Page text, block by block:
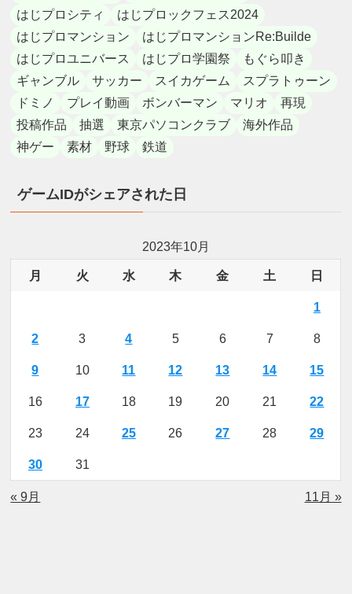
はじプロシティ
はじプロックフェス2024
はじプロマンション
はじプロマンションRe:Builde
はじプロユニバース
はじプロ学園祭
もぐら叩き
ギャンブル
サッカー スイカゲーム
スプラトゥーン
ドミノ
プレイ動画 ボンバーマン マリオ
再現
投稿作品
抽選 東京パソコンクラブ
海外作品
神ゲー
素材 野球 鉄道
ゲームIDがシェアされた日
2023年10月
月 火 水 木 金 土 日
1
2 3 4 5 6 7 8
9 10 11 12 13 14 15
16 17 18 19 20 21 22
23 24 25 26 27 28 29
30 31
« 9月 11月 »